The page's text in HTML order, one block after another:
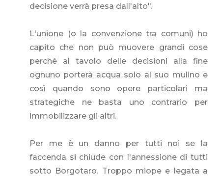
decisione verrà presa dall'alto".
L'unione (o la convenzione tra comuni) ho
capito che non può muovere grandi cose
perché al tavolo delle decisioni alla fine
ognuno porterà acqua solo al suo mulino e
così quando sono opere particolari ma
strategiche ne basta uno contrario per
immobilizzare gli altri.
Per me è un danno per tutti noi se la
faccenda si chiude con l'annessione di tutti
sotto Borgotaro. Troppo miope e legata a